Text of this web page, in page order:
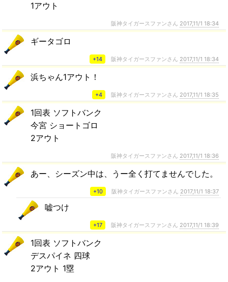
1アウト
阪神タイガースファンさん 2017,11/1 18:34
ギータゴロ
+14 阪神タイガースファンさん 2017,11/1 18:34
浜ちゃん1アウト！
+4 阪神タイガースファンさん 2017,11/1 18:35
1回表 ソフトバンク
今宮 ショートゴロ
2アウト
阪神タイガースファンさん 2017,11/1 18:36
あー、シーズン中は、うー全く打てませんでした。
+10 阪神タイガースファンさん 2017,11/1 18:37
嘘つけ
+17 阪神タイガースファンさん 2017,11/1 18:39
1回表 ソフトバンク
デスパイネ 四球
2アウト 1塁